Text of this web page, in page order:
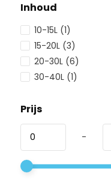
Inhoud
10-15L (1)
15-20L (3)
20-30L (6)
30-40L (1)
Prijs
-